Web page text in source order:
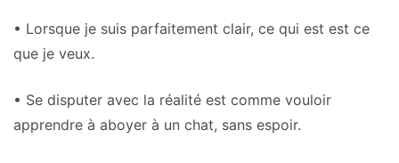
• Lorsque je suis parfaitement clair, ce qui est est ce
que je veux.
• Se disputer avec la réalité est comme vouloir
apprendre à aboyer à un chat, sans espoir.